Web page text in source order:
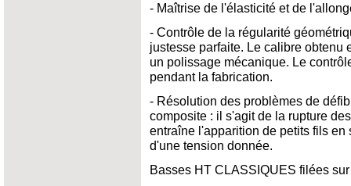
- Maîtrise de l'élasticité et de
- Contrôle de la régularité
justesse parfaite. Le calibre obtenu
un polissage mécanique. Le
pendant la fabrication.
- Résolution des problèmes de
composite : il s'agit de la rupture
entraîne l'apparition de petits fils
d'une tension donnée.
Basses HT CLASSIQUES filées